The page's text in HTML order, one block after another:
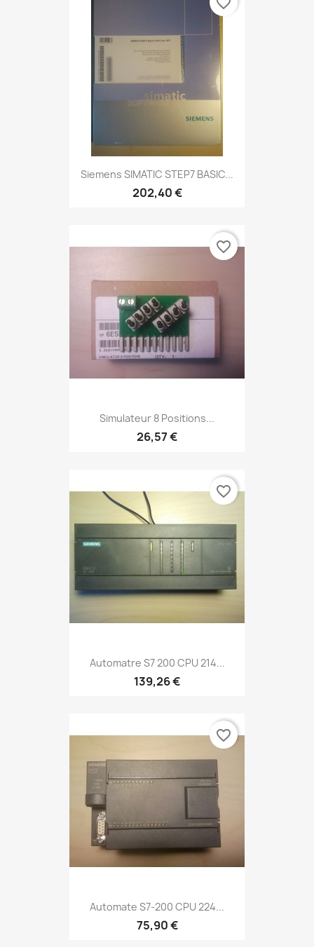
Siemens SIMATIC STEP7 BASIC...
202,40 €
Simulateur 8 Positions...
26,57 €
favorite_border
Automatre S7 200 CPU 214...
139,26 €
favorite_border
Automate S7-200 CPU 224...
75,90 €
favorite_border